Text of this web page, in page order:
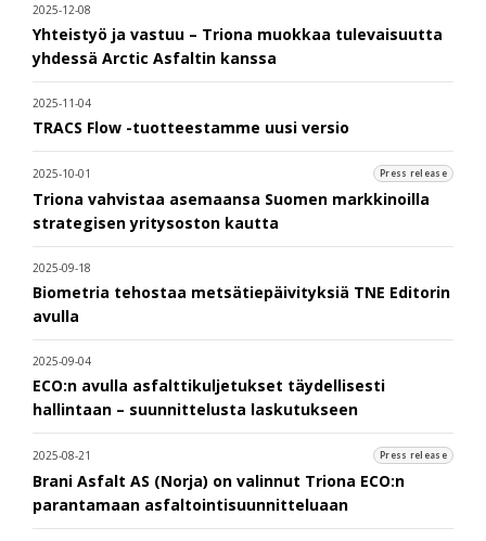
2025-12-08
Yhteistyö ja vastuu – Triona muokkaa tulevaisuutta
yhdessä Arctic Asfaltin kanssa
2025-11-04
TRACS Flow -tuotteestamme uusi versio
2025-10-01 Press release
Triona vahvistaa asemaansa Suomen markkinoilla
strategisen yritysoston kautta
2025-09-18
Biometria tehostaa metsätiepäivityksiä TNE Editorin
avulla
2025-09-04
ECO:n avulla asfalttikuljetukset täydellisesti
hallintaan – suunnittelusta laskutukseen
2025-08-21 Press release
Brani Asfalt AS (Norja) on valinnut Triona ECO:n
parantamaan asfaltointisuunnitteluaan